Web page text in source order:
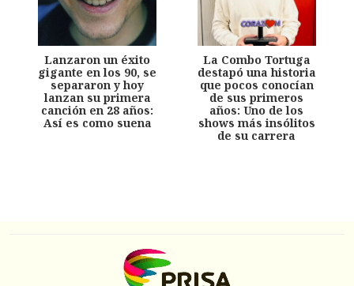
Lanzaron un éxito
gigante en los 90, se
separaron y hoy
lanzan su primera
canción en 28 años:
Así es como suena
La Combo Tortuga
destapó una historia
que pocos conocían
de sus primeros
años: Uno de los
shows más insólitos
de su carrera